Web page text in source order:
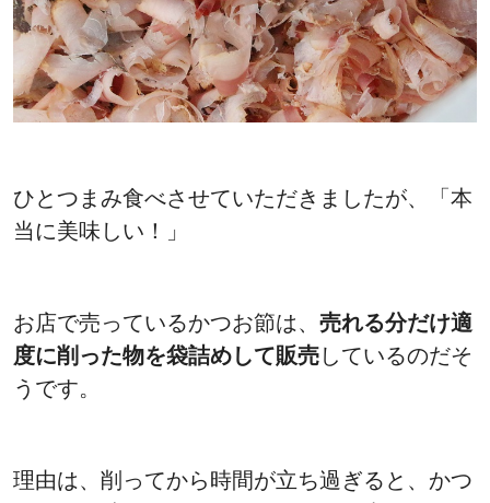
ひとつまみ食べさせていただきましたが、「本
当に美味しい！」
お店で売っているかつお節は、 売れる分だけ適
度に削った物を袋詰めして販売しているのだそ
うです。
理由は、削ってから時間が立ち過ぎると、かつ